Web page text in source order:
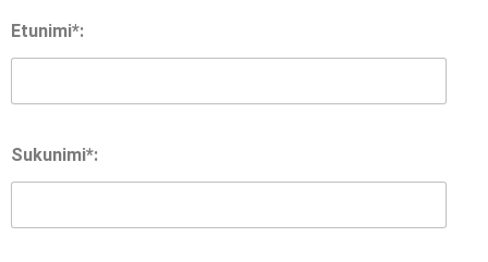
Etunimi*:
Sukunimi*: